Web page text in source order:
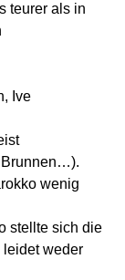
teurer als in
Ive
Brunnen…).
wenig
stellte sich die
leidet weder